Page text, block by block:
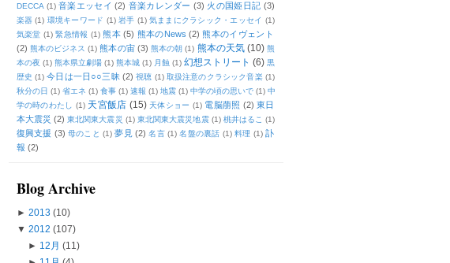
DECCA (1) 音楽エッセイ (2) 音楽カレンダー (3) 火の国姫日記 (3)
楽器 (1) 環境キーワード (1) 岩手 (1) 気ままにクラシック・エッセイ (1)
気楽堂 (1) 緊急情報 (1) 熊本 (5) 熊本のNews (2) 熊本のイヴェント
(2) 熊本のビジネス (1) 熊本の宙 (3) 熊本の朝 (1) 熊本の天気 (10) 熊
本の夜 (1) 熊本県立劇場 (1) 熊本城 (1) 月蝕 (1) 幻想ストリート (6) 黒
歴史 (1) 今日は一日○○三昧 (2) 視聴 (1) 取扱注意のクラシック音楽 (1)
秋分の日 (1) 省エネ (1) 食事 (1) 速報 (1) 地震 (1) 中学の頃の思いで (1) 中
学の時のわたし
(1) 天宮飯店 (15) 天体ショー (1) 電脳萠照 (2) 東日
本大震災 (2) 東北関東大震災 (1) 東北関東大震災地震 (1) 桃井はるこ (1)
復興支援 (3) 母のこと (1) 夢見 (2) 名言 (1) 名盤の裏話 (1) 料理 (1) 訃
報 (2)
Blog Archive
► 2013 (10)
▼ 2012 (107)
► 12月 (11)